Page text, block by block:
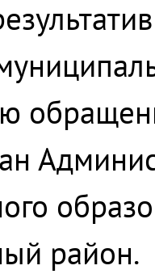
район.